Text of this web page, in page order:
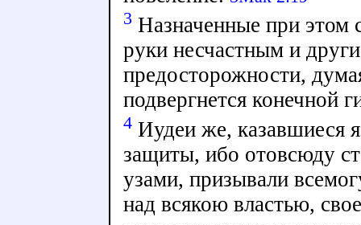
3 Назначенные при этом
руки несчастным и
предосторожности,
подвергнется конечной
4Иудеи же, казавшиеся
защиты, ибо отовсюду
узами, призывали
над всякою властью,